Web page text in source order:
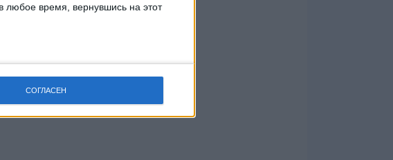
любое время, вернувшись на этот
СОГЛАСЕН